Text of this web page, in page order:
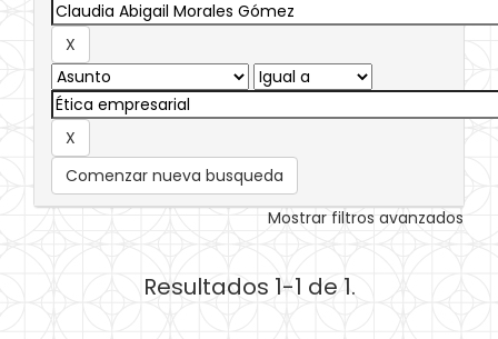
Comenzar nueva busqueda
Mostrar filtros avanzados
Resultados 1-1 de 1.